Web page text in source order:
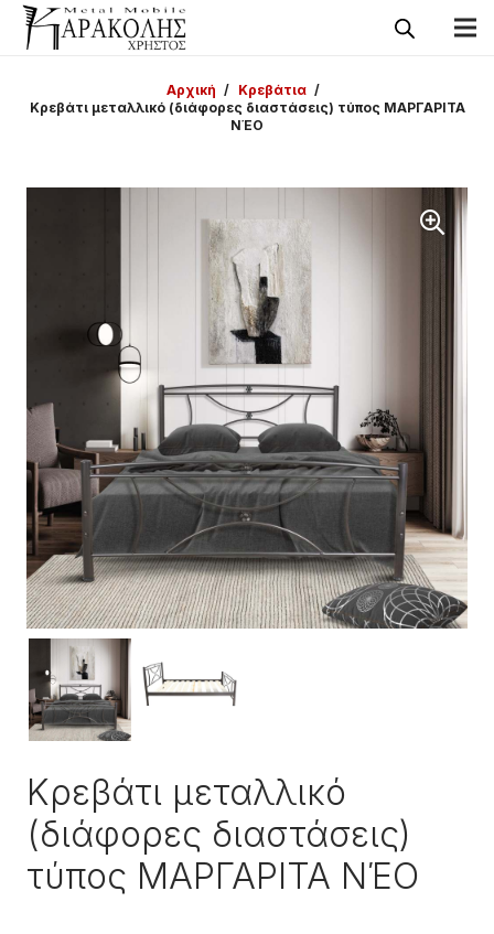
Αρχική / Κρεβάτια /
Κρεβάτι μεταλλικό (διάφορες διαστάσεις) τύπος ΜΑΡΓΑΡΙΤΑ
ΝΈΟ
Κρεβάτι μεταλλικό
(διάφορες διαστάσεις)
τύπος ΜΑΡΓΑΡΙΤΑ ΝΈΟ